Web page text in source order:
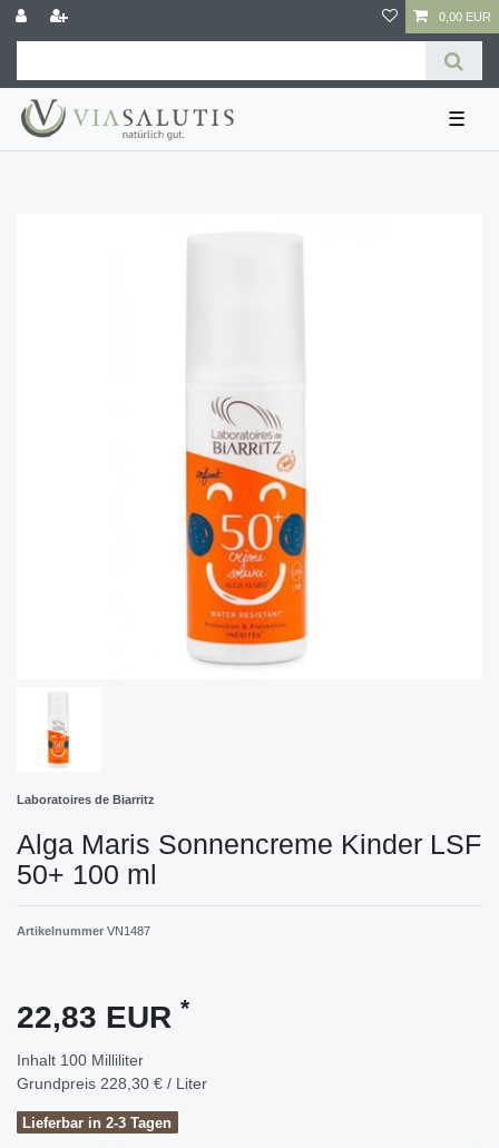
0,00 EUR
☰
Laboratoires de Biarritz
Alga Maris Sonnencreme Kinder LSF
50+ 100 ml
Artikelnummer VN1487
22,83 EUR *
Inhalt 100 Milliliter
Grundpreis 228,30 € / Liter
Lieferbar in 2-3 Tagen